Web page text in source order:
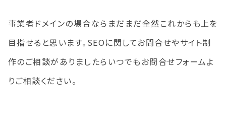
事業者ドメインの場合ならまだまだ全然これからも上を
目指せると思います。SEOに関してお問合せやサイト制
作のご相談がありましたらいつでもお問合せフォームよ
りご相談ください。